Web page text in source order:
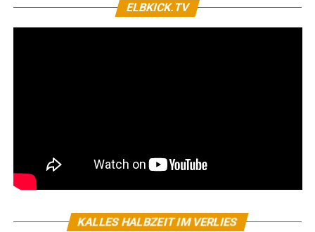
ELBKICK.TV
KALLES HALBZEIT IM VERLIES